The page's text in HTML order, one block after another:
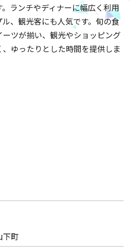
ランチやディナーに幅広く利用
、観光客にも人気です。旬の食
ツが揃い、観光やショッピング
ゆったりとした時間を提供しま
下町